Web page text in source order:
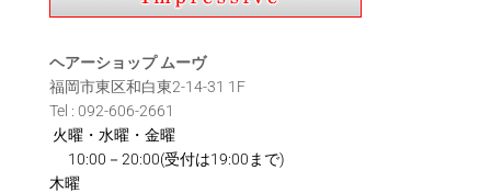
ヘアーショップ ムーヴ
福岡市東区和白東2-14-31 1F
Tel : 092-606-2661
火曜・水曜・金曜
10:00－20:00(受付は19:00まで)
木曜